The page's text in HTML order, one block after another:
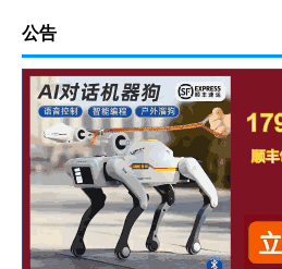
公告